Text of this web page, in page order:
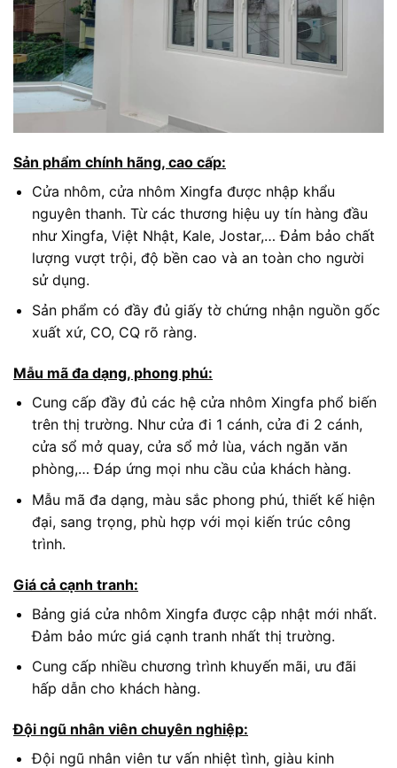
Sản phẩm chính hãng, cao cấp:
Cửa nhôm, cửa nhôm Xingfa được nhập khẩu
nguyên thanh. Từ các thương hiệu uy tín hàng đầu
như Xingfa, Việt Nhật, Kale, Jostar,… Đảm bảo chất
lượng vượt trội, độ bền cao và an toàn cho người
sử dụng.
Sản phẩm có đầy đủ giấy tờ chứng nhận nguồn gốc
xuất xứ, CO, CQ rõ ràng.
Mẫu mã đa dạng, phong phú:
Cung cấp đầy đủ các hệ cửa nhôm Xingfa phổ biến
trên thị trường. Như cửa đi 1 cánh, cửa đi 2 cánh,
cửa sổ mở quay, cửa sổ mở lùa, vách ngăn văn
phòng,… Đáp ứng mọi nhu cầu của khách hàng.
Mẫu mã đa dạng, màu sắc phong phú, thiết kế hiện
đại, sang trọng, phù hợp với mọi kiến trúc công
trình.
Giá cả cạnh tranh:
Bảng giá cửa nhôm Xingfa được cập nhật mới nhất.
Đảm bảo mức giá cạnh tranh nhất thị trường.
Cung cấp nhiều chương trình khuyến mãi, ưu đãi
hấp dẫn cho khách hàng.
Đội ngũ nhân viên chuyên nghiệp:
Đội ngũ nhân viên tư vấn nhiệt tình, giàu kinh